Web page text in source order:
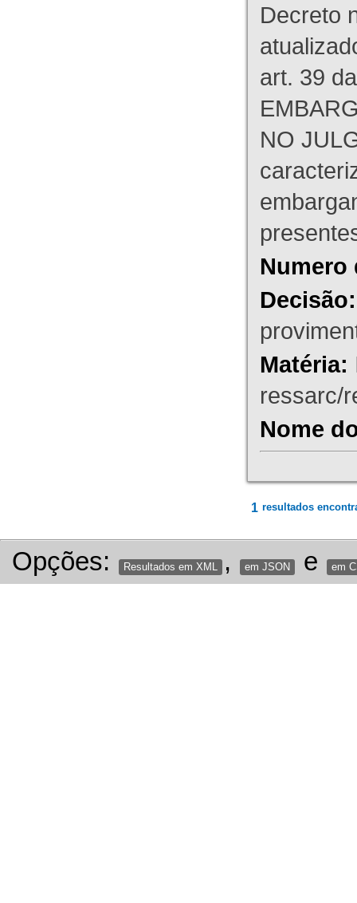
Decreto
art. 39
NO
Numero
Decisão:
Matéria:
ressarc/
Nome
1 resultados
Opções: Resultados em XML , em JSON e em